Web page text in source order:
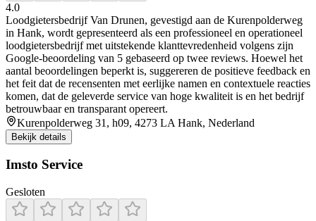
4.0
Loodgietersbedrijf Van Drunen, gevestigd aan de Kurenpolderweg
in Hank, wordt gepresenteerd als een professioneel en operationeel
loodgietersbedrijf met uitstekende klanttevredenheid volgens zijn
Google-beoordeling van 5 gebaseerd op twee reviews. Hoewel het
aantal beoordelingen beperkt is, suggereren de positieve feedback en
het feit dat de recensenten met eerlijke namen en contextuele reacties
komen, dat de geleverde service van hoge kwaliteit is en het bedrijf
betrouwbaar en transparant opereert.
Kurenpolderweg 31, h09, 4273 LA Hank, Nederland
Bekijk details
Imsto Service
Gesloten